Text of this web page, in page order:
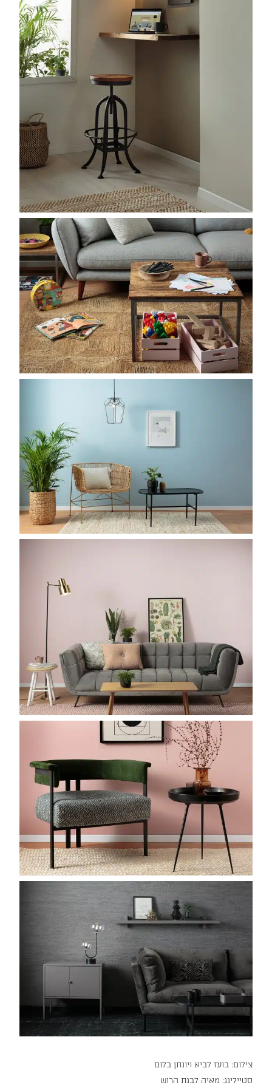
צילום: בועז לביא ויונתן בלום
סטיילינג: מאיה לבנת הרוש